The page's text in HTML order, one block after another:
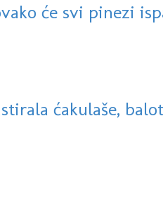
će svi pinezi
ćakulaše,